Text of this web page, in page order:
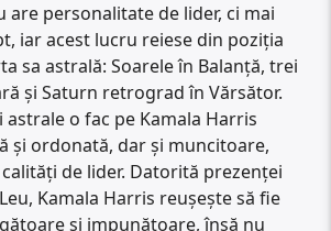
are personalitate de lider, ci mai
iar acest lucru reiese din poziția
sa astrală: Soarele în Balanță, trei
și Saturn retrograd în Vărsător.
o fac pe Kamala Harris
și ordonată, dar și muncitoare,
de lider. Datorită prezenței
Kamala Harris reușește să fie
și impunătoare, însă nu